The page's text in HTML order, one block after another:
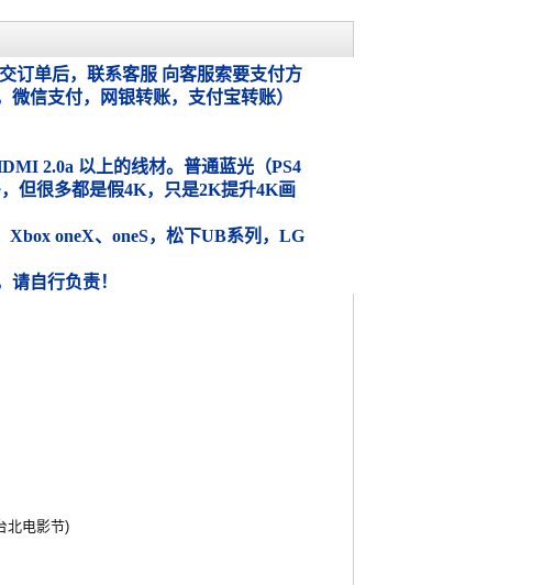
订单后，联系客服 向客服索要支付方
信支付，网银转账，支付宝转账）
2.0a 以上的线材。普通蓝光（PS4
但很多都是假4K，只是2K提升4K画
Xbox oneX、oneS，松下UB系列，LG
自行负责！
北电影节)